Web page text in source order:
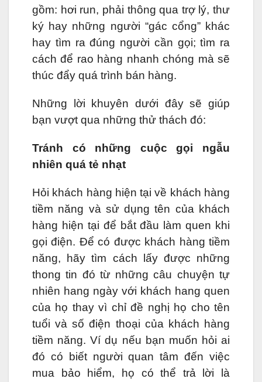
gồm: hơi run, phải thông qua trợ lý, thư
ký hay những người “gác cổng” khác
hay tìm ra đúng người cần gọi; tìm ra
cách để rao hàng nhanh chóng mà sẽ
thúc đẩy quá trình bán hàng.
Những lời khuyên dưới đây sẽ giúp
bạn vượt qua những thử thách đó:
Tránh có những cuộc gọi ngẫu
nhiên quá tẻ nhạt
Hỏi khách hàng hiện tại về khách hàng
tiềm năng và sử dụng tên của khách
hàng hiện tại để bắt đầu làm quen khi
gọi điện. Để có được khách hàng tiềm
năng, hãy tìm cách lấy được những
thong tin đó từ những câu chuyện tự
nhiên hang ngày với khách hang quen
của họ thay vì chỉ đề nghị họ cho tên
tuổi và số điện thoại của khách hàng
tiềm năng. Ví dụ nếu bạn muốn hỏi ai
đó có biết người quan tâm đến việc
mua bảo hiểm, họ có thể trả lời là